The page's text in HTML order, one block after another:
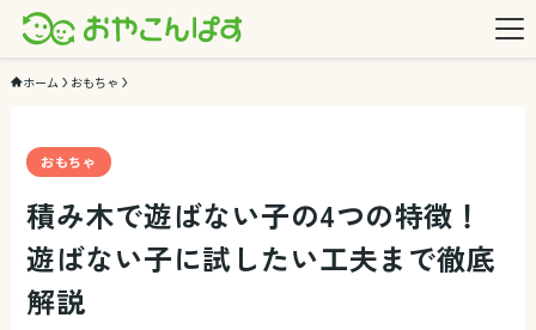
ホーム おもちゃ
おもちゃ
おもちゃ
積み木で遊ばない子の4つの特徴！
遊ばない子に試したい工夫まで徹底
解説